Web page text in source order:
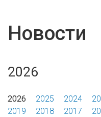
Новости
2026
2026 2025 2024
2019
2018 2017